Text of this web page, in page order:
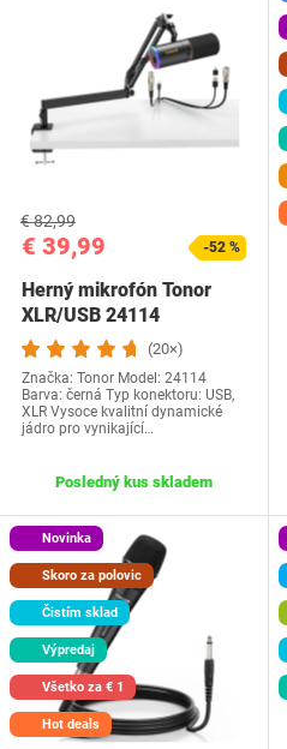
€ 39,99
€ 82,99
-52 %
Herný mikrofón Tonor
XLR/USB 24114
(20×)
Značka: Tonor Model: 24114
Barva: černá Typ konektoru: USB,
XLR Vysoce kvalitní dynamické
jádro pro vynikající…
Posledný kus skladem
Novinka
Skoro za polovic
Čistím sklad
Výpredaj
Všetko za € 1
Hot deals